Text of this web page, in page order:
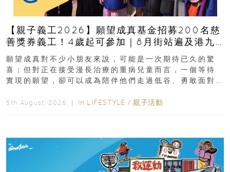
【親子義工2026】願望成真基金招募200名慈
善獎券義工！4歲起可參加｜8月街站遍及港九
新界
願望成真對不少小朋友來說，可能是一次期待已久的驚
喜；但對正在接受漫長治療的重病兒童而言，一個等待
實現的願望，卻可以成為陪伴他們走過低谷、勇敢面對
5th August, 2026 ｜ In LIFESTYLE / 親子活動